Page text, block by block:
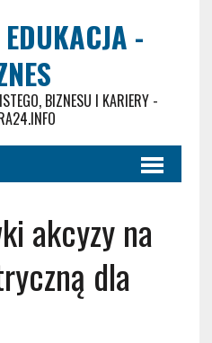
-
BIZNESU I KARIERY -
akcyzy na
dla